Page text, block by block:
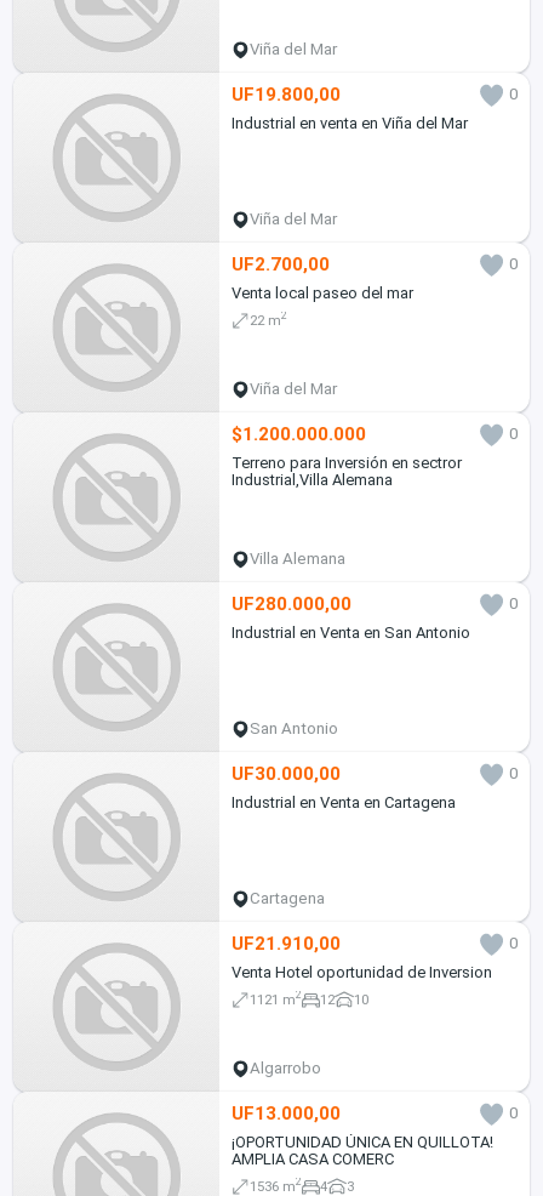
Viña del Mar
UF19.800,00
0
Industrial en venta en Viña del Mar
Viña del Mar
UF2.700,00
0
Venta local paseo del mar
22 m2
Viña del Mar
$1.200.000.000
0
Terreno para Inversión en sectror
Industrial,Villa Alemana
Villa Alemana
UF280.000,00
0
Industrial en Venta en San Antonio
San Antonio
UF30.000,00
0
Industrial en Venta en Cartagena
Cartagena
UF21.910,00
0
Venta Hotel oportunidad de Inversion
1121 m2 12 10
Algarrobo
UF13.000,00
0
¡OPORTUNIDAD ÚNICA EN QUILLOTA!
AMPLIA CASA COMERC
1536 m2 4 3